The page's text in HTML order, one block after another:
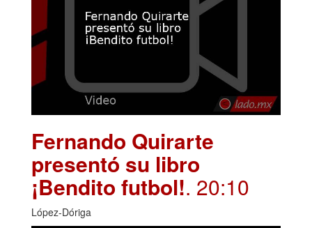
Fernando Quirarte
presentó su libro
¡Bendito futbol!. 20:10
López-Dóriga